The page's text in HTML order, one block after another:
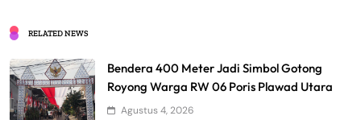
RELATED NEWS
Bendera 400 Meter Jadi Simbol Gotong
Royong Warga RW 06 Poris Plawad Utara
Agustus 4, 2026